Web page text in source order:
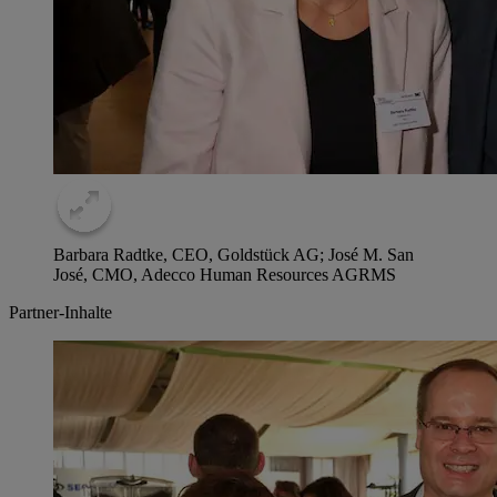
Barbara Radtke, CEO, Goldstück AG; José M. San
José, CMO, Adecco Human Resources AGRMS
Partner-Inhalte